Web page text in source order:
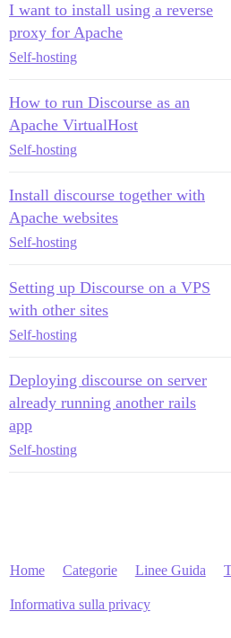
I want to install using a reverse
proxy for Apache
Self-hosting
How to run Discourse as an
Apache VirtualHost
Self-hosting
Install discourse together with
Apache websites
Self-hosting
Setting up Discourse on a VPS
with other sites
Self-hosting
Deploying discourse on server
already running another rails
app
Self-hosting
Home Categorie Linee Guida
Informativa sulla privacy